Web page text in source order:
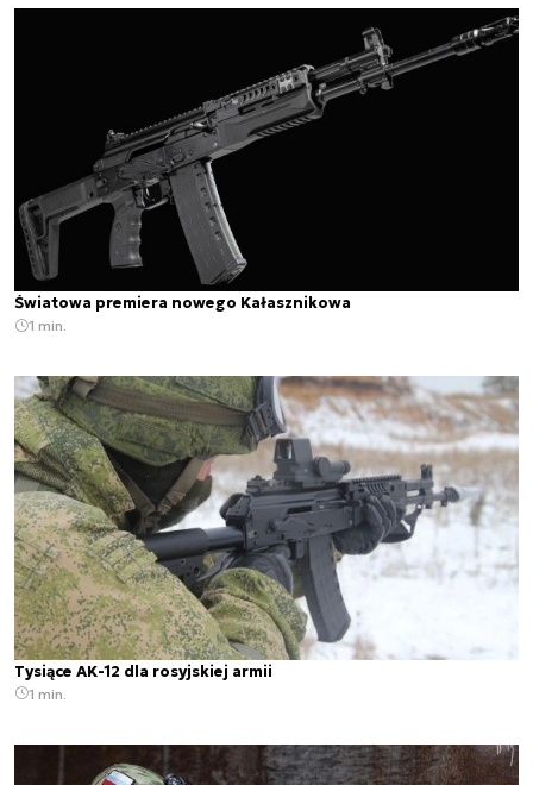
Światowa premiera nowego Kałasznikowa
1 min.
Tysiące AK-12 dla rosyjskiej armii
1 min.